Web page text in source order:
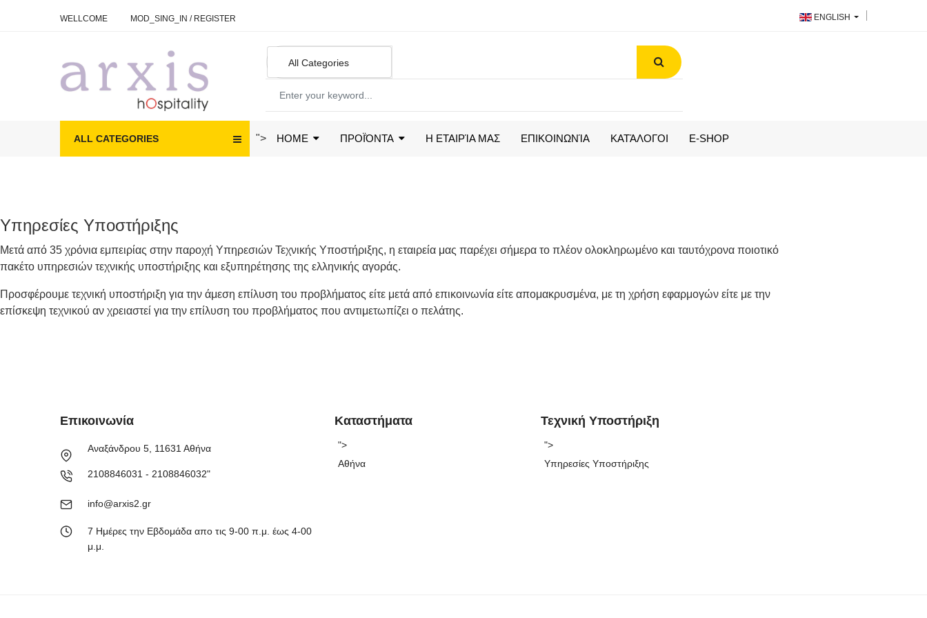
WELLCOME MOD_SING_IN / REGISTER ENGLISH
ALL CATEGORIES "> HOME ΠΡΟΪΌΝΤΑ Η ΕΤΑΙΡΊΑ ΜΑΣ ΕΠΙΚΟΙΝΩΝΊΑ ΚΑΤΆΛΟΓΟΙ E-SHOP
Υπηρεσίες Υποστήριξης
Μετά από 35 χρόνια εμπειρίας στην παροχή Υπηρεσιών Τεχνικής Υποστήριξης, η εταιρεία μας παρέχει σήμερα το πλέον ολοκληρωμένο και ταυτόχρονα ποιοτικό
πακέτο υπηρεσιών τεχνικής υποστήριξης και εξυπηρέτησης της ελληνικής αγοράς.
Προσφέρουμε τεχνική υποστήριξη για την άμεση επίλυση του προβλήματος είτε μετά από επικοινωνία είτε απομακρυσμένα, με τη χρήση εφαρμογών είτε με την
επίσκεψη τεχνικού αν χρειαστεί για την επίλυση του προβλήματος που αντιμετωπίζει ο πελάτης.
Επικοινωνία
Αναξάνδρου 5, 11631 Αθήνα
2108846031 - 2108846032"
info@arxis2.gr
7 Ημέρες την Εβδομάδα απο τις 9-00 π.μ. έως 4-00
μ.μ.
Καταστήματα
">
Αθήνα
Τεχνική Υποστήριξη
">
Υπηρεσίες Υποστήριξης